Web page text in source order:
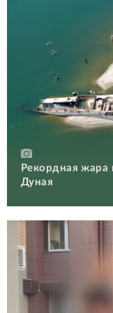
Рекордная жара
Дуная